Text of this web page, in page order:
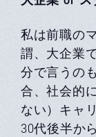
私は前職の
謂、⼤企業
分で⾔うの
合、社会的
ない）キャ
30代後半か